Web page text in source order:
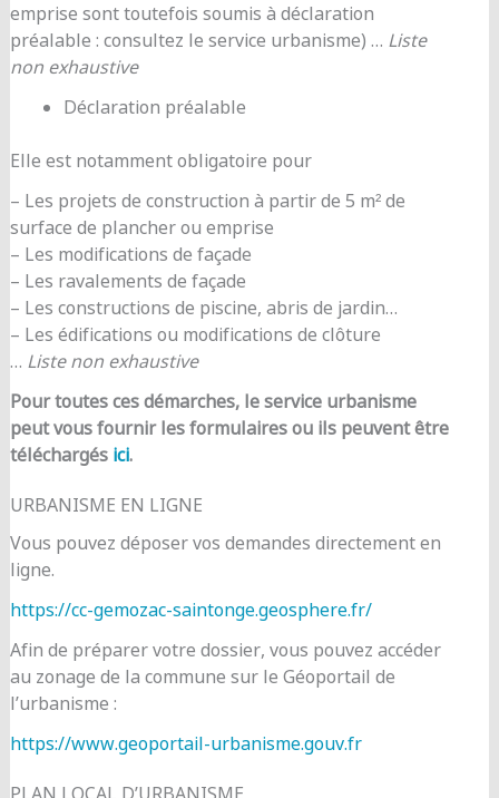
emprise sont toutefois soumis à déclaration
préalable : consultez le service urbanisme) … Liste
non exhaustive
Déclaration préalable
Elle est notamment obligatoire pour
– Les projets de construction à partir de 5 m² de
surface de plancher ou emprise
– Les modifications de façade
– Les ravalements de façade
– Les constructions de piscine, abris de jardin…
– Les édifications ou modifications de clôture
… Liste non exhaustive
Pour toutes ces démarches, le service urbanisme
peut vous fournir les formulaires ou ils peuvent être
téléchargés ici.
URBANISME EN LIGNE
Vous pouvez déposer vos demandes directement en
ligne.
https://cc-gemozac-saintonge.geosphere.fr/
Afin de préparer votre dossier, vous pouvez accéder
au zonage de la commune sur le Géoportail de
l’urbanisme :
https://www.geoportail-urbanisme.gouv.fr